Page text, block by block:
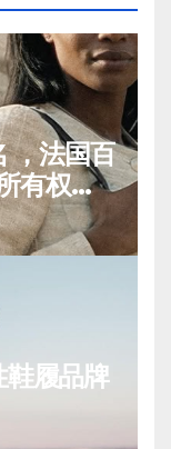
，法国百
有权易
履品牌